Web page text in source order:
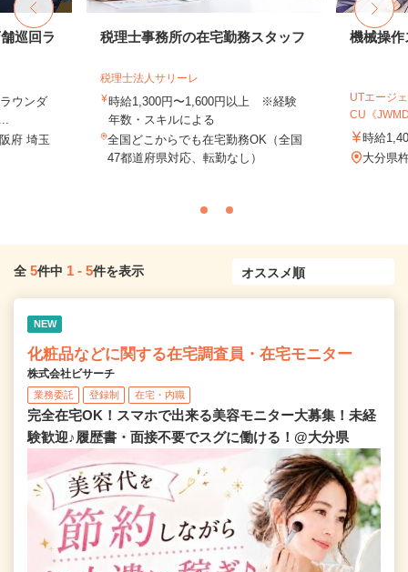
巡回ラ
ウンダ
府 埼玉
税理士事務所の在宅勤務スタッフ
税理士法人サリーレ
時給1,300円〜1,600円以上 ※経験
年数・スキルによる
全国どこからでも在宅勤務OK（全国
47都道府県対応、転勤なし）
機械操作
UTエージ
CU《
時給
大分県
全 5件中 1 - 5件を表示
NEW
化粧品などに関する在宅調査員・在宅モニター
株式会社ビサーチ
業務委託 登録制 在宅・内職
完全在宅OK！スマホで出来る美容モニター大募集！未経
験歓迎♪履歴書・面接不要でスグに働ける！@大分県